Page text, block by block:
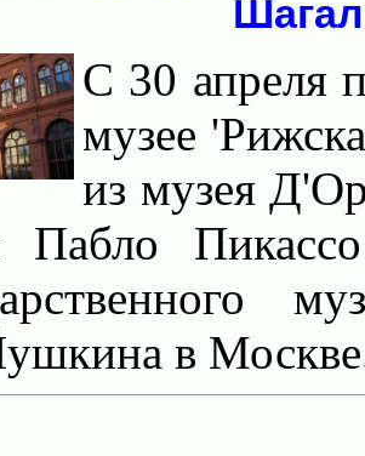
С 30 апреля
музее
из музея
Пабло
в